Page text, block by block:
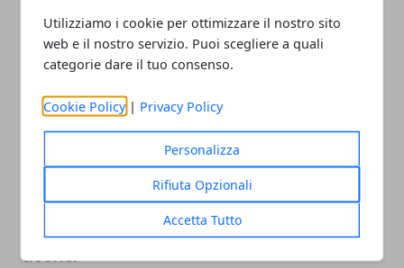
Utilizziamo i cookie per ottimizzare il nostro sito
web e il nostro servizio. Puoi scegliere a quali
categorie dare il tuo consenso.
Cookie Policy | Privacy Policy
Personalizza
Rifiuta Opzionali
Accetta Tutto
09/10/2022
Il nuovo firmware PS5 preoccupa gli
utenti